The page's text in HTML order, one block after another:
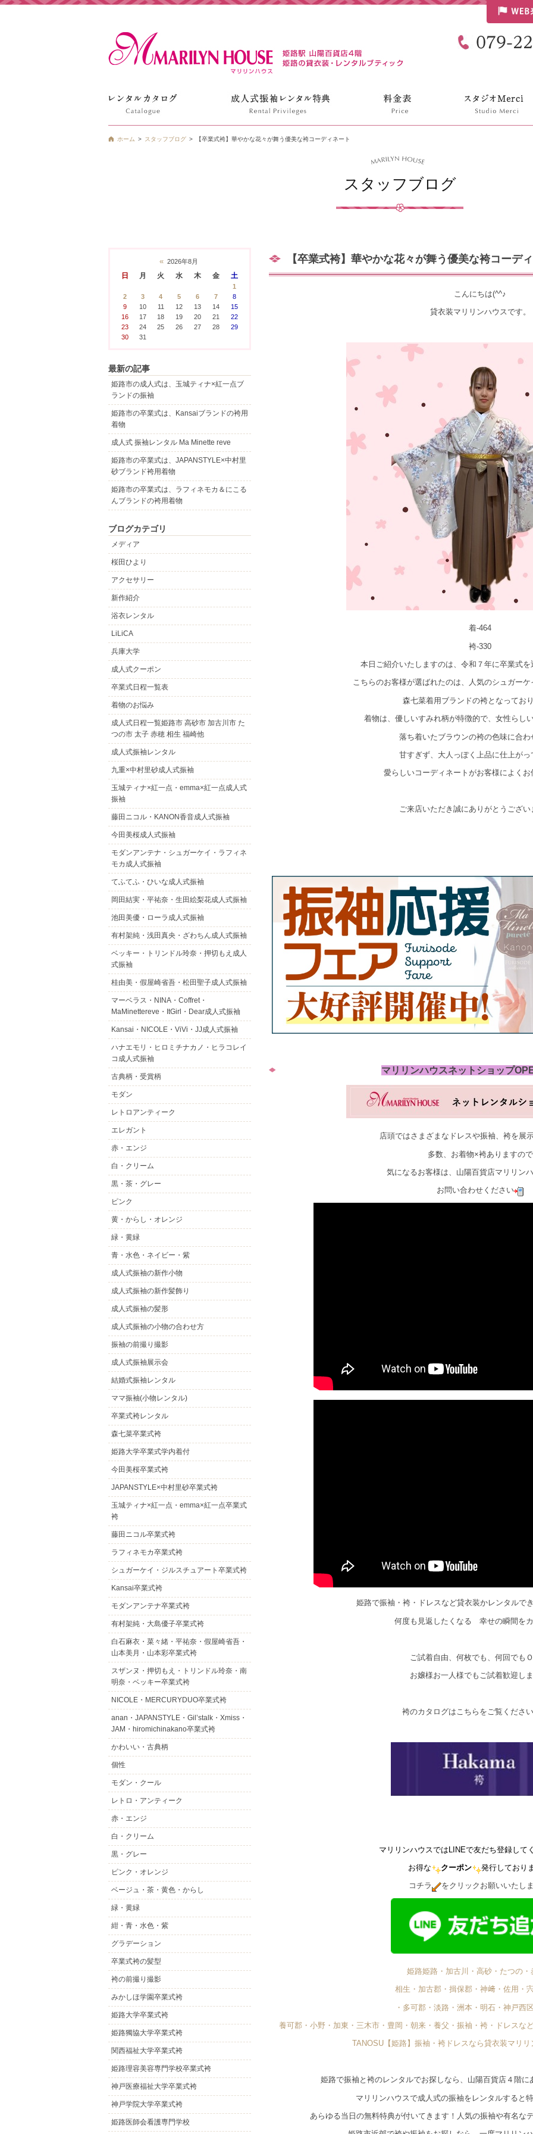
ホーム スタッフブログ 【卒業式袴】華やかな花々が舞う優美な袴コーディネート
スタッフブログ
【卒業式袴】華やかな花々が舞う優美な袴コーデ
こんにちは(^^♪
貸衣装マリリンハウスです。
着-464
袴-330
本日ご紹介いたしますのは、令和７年に卒業式
こちらのお客様が選ばれたのは、人気のシュガー
森七菜着用ブランドの袴となってお
着物は、優しいすみれ柄が特徴的で、女性らし
落ち着いたブラウンの袴の色味に合わ
甘すぎず、大人っぽく上品に仕上がっ
愛らしいコーディネートがお客様によくお
ご来店いただき誠にありがとうござい
マリリンハウスネットショップ
店頭ではさまざまなドレスや振袖、袴を展
多数、お着物×袴ありますので
気になるお客様は、山陽百貨店マリリン
お問い合わせください
姫路で振袖・袴・ドレスなど貸衣装かレンタルで
何度も見返したくなる 幸せの瞬間を
ご試着自由、何枚でも、何回でも
お嬢様お一人様でもご試着歓迎し
袴のカタログはこちらをご覧くださ
マリリンハウスではLINEで友だち登録して
お得な クーポン 発行しており
コチラ をクリックお願いいたし
姫路姫路・加古川・高砂・たつの・
相生・加古郡・揖保郡・神﨑・佐用・
・多可郡・淡路・洲本・明石・神戸西
養可郡・小野・加東・三木市・豊岡・朝来・養父・振袖・袴・ドレスな
TANOSU【姫路】振袖・袴ドレスなら貸衣装マリ
姫路で振袖と袴のレンタルでお探しなら、山陽百貨店４階
マリリンハウスで成人式の振袖をレンタルすると
あらゆる当日の無料特典が付いてきます！人気の振袖や有名な
« 2026年8月
日 月 火 水 木 金 土
1
2
3 4 5 6 7
8
9
10 11 12 13 14
15
16
17 18 19 20 21
22
23
24 25 26 27 28
29
30
31
最新の記事
姫路市の成人式は、玉城ティナ×紅一点ブ
ランドの振袖
姫路市の卒業式は、Kansaiブランドの袴用
着物
成人式 振袖レンタル Ma Minette reve
姫路市の卒業式は、JAPANSTYLE×中村里
砂ブランド袴用着物
姫路市の卒業式は、ラフィネモカ＆にこる
んブランドの袴用着物
ブログカテゴリ
メディア
桜田ひより
アクセサリー
新作紹介
浴衣レンタル
LiLiCA
兵庫大学
成人式クーポン
卒業式日程一覧表
着物のお悩み
成人式日程一覧姫路市 高砂市 加古川市 た
つの市 太子 赤穂 相生 福崎他
成人式振袖レンタル
九重×中村里砂成人式振袖
玉城ティナ×紅一点・emma×紅一点成人式
振袖
藤田ニコル・KANON香音成人式振袖
今田美桜成人式振袖
モダンアンテナ・シュガーケイ・ラフィネ
モカ成人式振袖
てふてふ・ひいな成人式振袖
岡田結実・平祐奈・生田絵梨花成人式振袖
池田美優・ローラ成人式振袖
有村架純・浅田真央・ざわちん成人式振袖
ベッキー・トリンドル玲奈・押切もえ成人
式振袖
桂由美・假屋崎省吾・松田聖子成人式振袖
マーベラス・NINA・Coffret・
MaMinettereve・ItGirl・Dear成人式振袖
Kansai・NICOLE・ViVi・JJ成人式振袖
ハナエモリ・ヒロミチナカノ・ヒラコレイ
コ成人式振袖
古典柄・受賞柄
モダン
レトロアンティーク
エレガント
赤・エンジ
白・クリーム
黒・茶・グレー
ピンク
黄・からし・オレンジ
緑・黄緑
青・水色・ネイビー・紫
成人式振袖の新作小物
成人式振袖の新作髪飾り
成人式振袖の髪形
成人式振袖の小物の合わせ方
振袖の前撮り撮影
成人式振袖展示会
結婚式振袖レンタル
ママ振袖(小物レンタル)
卒業式袴レンタル
森七菜卒業式袴
姫路大学卒業式学内着付
今田美桜卒業式袴
JAPANSTYLE×中村里砂卒業式袴
玉城ティナ×紅一点・emma×紅一点卒業式
袴
藤田ニコル卒業式袴
ラフィネモカ卒業式袴
シュガーケイ・ジルスチュアート卒業式袴
Kansai卒業式袴
モダンアンテナ卒業式袴
有村架純・大島優子卒業式袴
白石麻衣・菜々緒・平祐奈・假屋崎省吾・
山本美月・山本彩卒業式袴
スザンヌ・押切もえ・トリンドル玲奈・南
明奈・ベッキー卒業式袴
NICOLE・MERCURYDUO卒業式袴
anan・JAPANSTYLE・Gil’stalk・Xmiss・
JAM・hiromichinakano卒業式袴
かわいい・古典柄
個性
モダン・クール
レトロ・アンティーク
赤・エンジ
白・クリーム
黒・グレー
ピンク・オレンジ
ベージュ・茶・黄色・からし
緑・黄緑
紺・青・水色・紫
グラデーション
卒業式袴の髪型
袴の前撮り撮影
みかしほ学園卒業式袴
姫路大学卒業式袴
姫路獨協大学卒業式袴
関西福祉大学卒業式袴
姫路理容美容専門学校卒業式袴
神戸医療福祉大学卒業式袴
神戸学院大学卒業式袴
姫路医師会看護専門学校